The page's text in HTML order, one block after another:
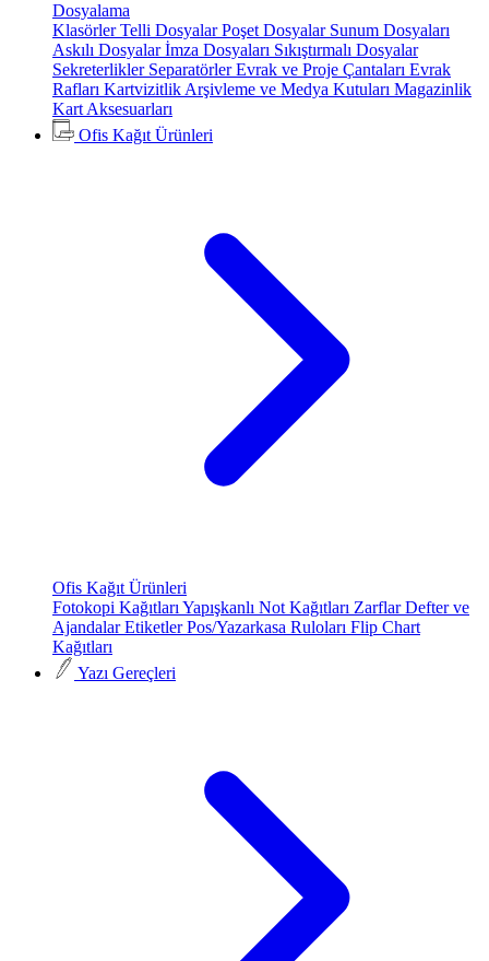
Dosyalama
KlasörlerTelli DosyalarPoşet Dosyalar Sunum Dosyaları
Askılı Dosyalarİmza Dosyaları Sıkıştırmalı Dosyalar
Sekreterlikler SeparatörlerEvrak ve Proje Çantaları Evrak
Rafları Kartvizitlik Arşivleme ve Medya Kutuları Magazinlik
Kart Aksesuarları
Ofis Kağıt Ürünleri
Ofis Kağıt Ürünleri
Fotokopi Kağıtları Yapışkanlı Not Kağıtları ZarflarDefter ve
AjandalarEtiketlerPos/Yazarkasa Ruloları Flip Chart
Kağıtları
Yazı Gereçleri